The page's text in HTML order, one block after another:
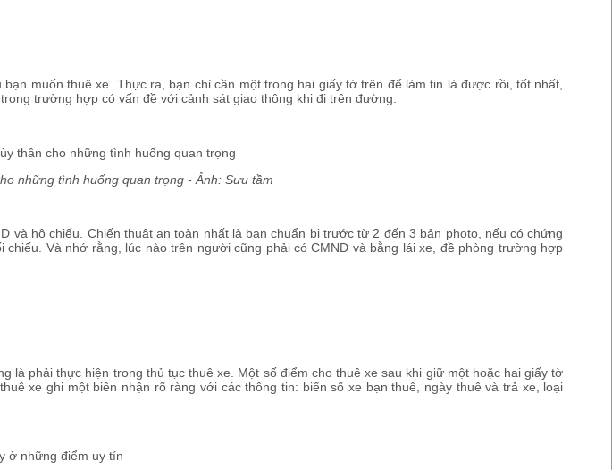
muốn thuê xe. Thực ra, bạn chỉ cần một trong hai giấy tờ trên để làm tin là được rồi, tốt nhất,
trường hợp có vấn đề với cảnh sát giao thông khi đi trên đường.
những tình huống quan trọng - Ảnh: Sưu tầm
hộ chiếu. Chiến thuật an toàn nhất là bạn chuẩn bị trước từ 2 đến 3 bản photo, nếu có chứng
Và nhớ rằng, lúc nào trên người cũng phải có CMND và bằng lái xe, đề phòng trường hợp
phải thực hiện trong thủ tục thuê xe. Một số điểm cho thuê xe sau khi giữ một hoặc hai giấy tờ
xe ghi một biên nhận rõ ràng với các thông tin: biển số xe bạn thuê, ngày thuê và trả xe, loại